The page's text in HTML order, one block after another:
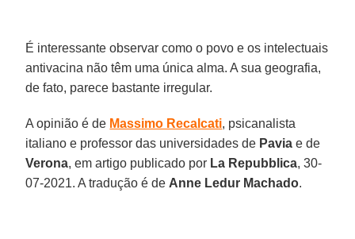
É interessante observar como o povo e os intelectuais
antivacina não têm uma única alma. A sua geografia,
de fato, parece bastante irregular.
A opinião é de Massimo Recalcati, psicanalista
italiano e professor das universidades de Pavia e de
Verona, em artigo publicado por La Repubblica, 30-
07-2021. A tradução é de Anne Ledur Machado.